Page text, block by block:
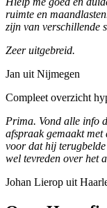
ruimte en
zijn van verschillende
Zeer uitgebreid.
Jan uit Nijmegen
Compleet overzicht
Prima. Vond alle info
afspraak gemaakt met
voor dat hij
wel tevreden over het
Johan Lierop uit